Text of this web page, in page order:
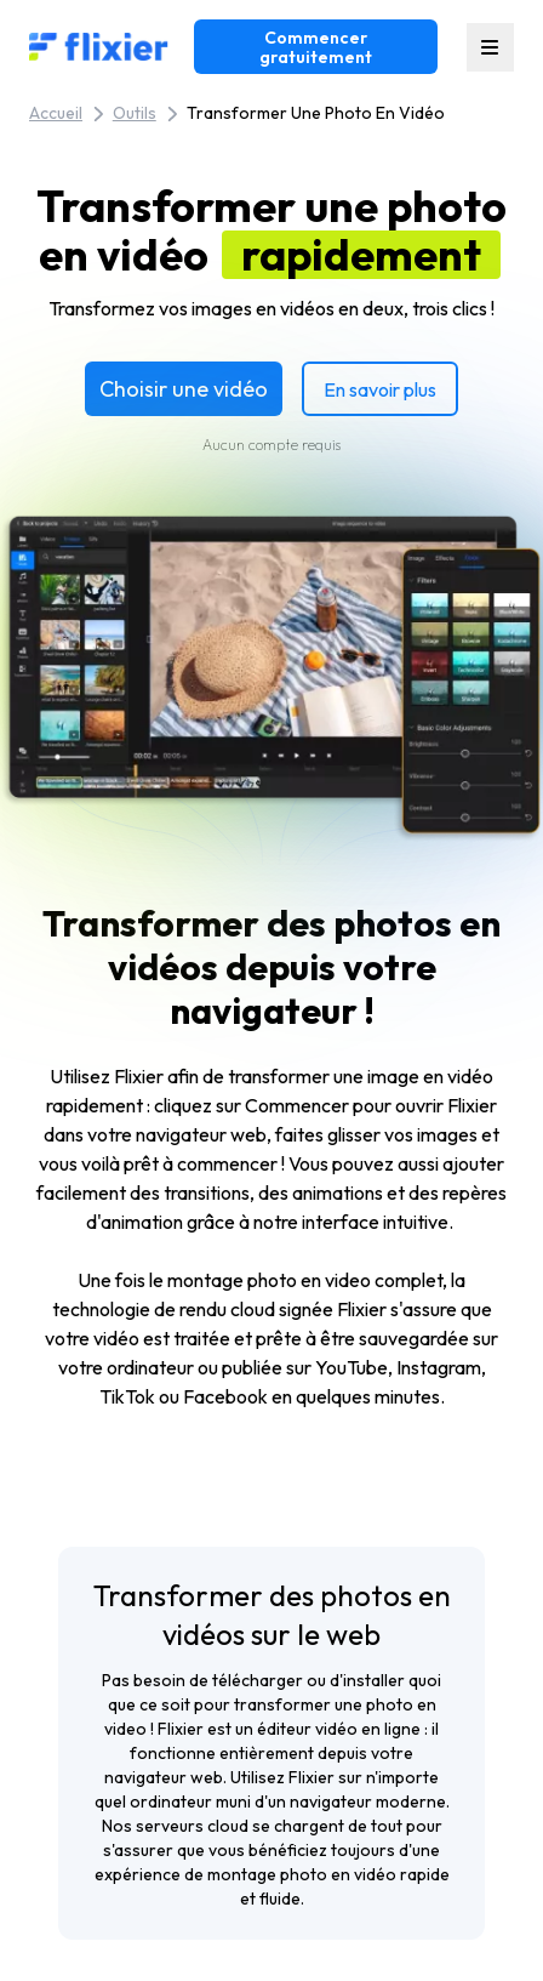
Flixier logo - Home
Commencer
gratuitement
Accueil Outils Transformer Une Photo En Vidéo
Transformer une photo
en vidéo
rapidement
Transformez vos images en vidéos en deux, trois clics !
Choisir une vidéo En savoir plus
Aucun compte requis
Transformer des photos en
vidéos depuis votre
navigateur !
Utilisez Flixier afin de transformer une image en vidéo
rapidement : cliquez surCommencerpour ouvrir Flixier
dans votre navigateur web, faites glisser vos images et
vous voilà prêt à commencer ! Vous pouvez aussi ajouter
facilement des transitions, des animations et des repères
d'animation grâce à notre interface intuitive.
Une fois le montage photo en video complet, la
technologie de rendu cloud signée Flixier s'assure que
votre vidéo est traitée et prête à être sauvegardée sur
votre ordinateur ou publiée sur YouTube, Instagram,
TikTok ou Facebook en quelques minutes.
Transformer des photos en
vidéos sur le web
Pas besoin de télécharger ou d'installer quoi
que ce soit pour transformer une photo en
video ! Flixier est un éditeur vidéo en ligne : il
fonctionne entièrement depuis votre
navigateur web. Utilisez Flixier sur n'importe
quel ordinateur muni d'un navigateur moderne.
Nos serveurs cloud se chargent de tout pour
s'assurer que vous bénéficiez toujours d'une
expérience de montage photo en vidéo rapide
et fluide.